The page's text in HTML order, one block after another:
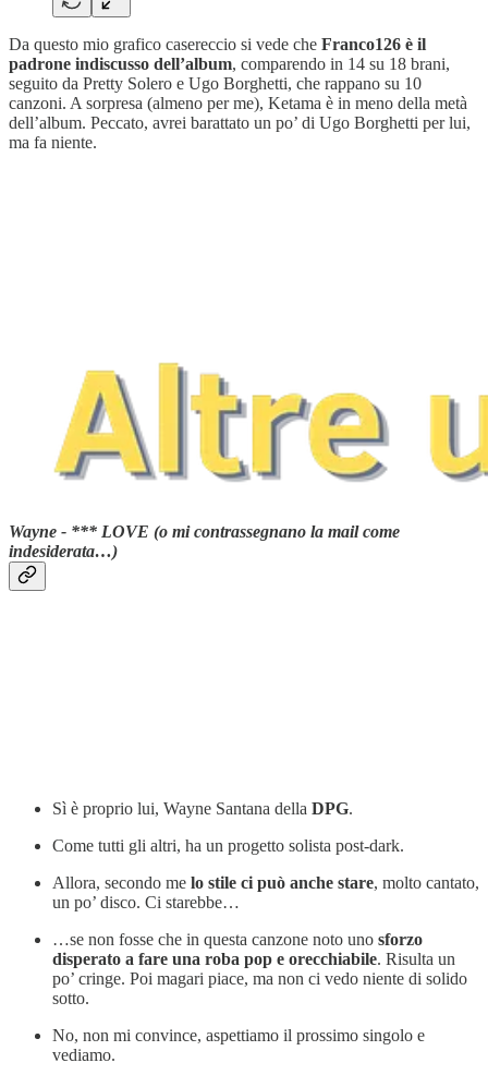
Da questo mio grafico casereccio si vede che Franco126 è il
padrone indiscusso dell’album, comparendo in 14 su 18 brani,
seguito da Pretty Solero e Ugo Borghetti, che rappano su 10
canzoni. A sorpresa (almeno per me), Ketama è in meno della metà
dell’album. Peccato, avrei barattato un po’ di Ugo Borghetti per lui,
ma fa niente.
Wayne - *** LOVE (o mi contrassegnano la mail come
indesiderata…)
Sì è proprio lui, Wayne Santana della DPG.
Come tutti gli altri, ha un progetto solista post-dark.
Allora, secondo me lo stile ci può anche stare, molto cantato,
un po’ disco. Ci starebbe…
…se non fosse che in questa canzone noto uno sforzo
disperato a fare una roba pop e orecchiabile. Risulta un
po’ cringe. Poi magari piace, ma non ci vedo niente di solido
sotto.
No, non mi convince, aspettiamo il prossimo singolo e
vediamo.